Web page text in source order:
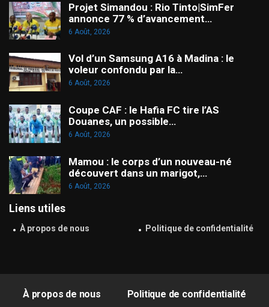
Projet Simandou : Rio Tinto|SimFer
annonce 77 % d’avancement…
6 Août, 2026
Vol d’un Samsung A16 à Madina : le
voleur confondu par la…
6 Août, 2026
Coupe CAF : le Hafia FC tire l’AS
Douanes, un possible…
6 Août, 2026
Mamou : le corps d’un nouveau-né
découvert dans un marigot,…
6 Août, 2026
Liens utiles
À propos de nous Politique de confidentialité
À propos de nous Politique de confidentialité